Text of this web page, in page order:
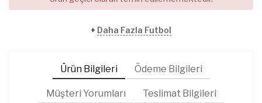
+ Daha Fazla Futbol
Ürün Bilgileri Ödeme Bilgileri
Müşteri Yorumları Teslimat Bilgileri